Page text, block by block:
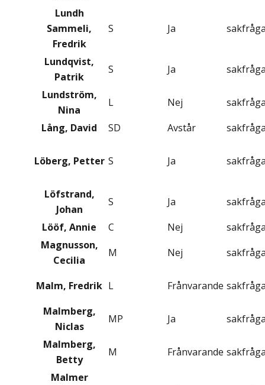
Lundh
Sammeli,
Fredrik
S Ja
Lundqvist,
Patrik
S Ja
Lundström,
Nina
L Nej
Lång, David
SD Avstår
Löberg, Petter S Ja
Löfstrand,
Johan
S Ja
Lööf, Annie
C Nej
Magnusson,
Cecilia
M Nej
Malm, Fredrik L Frånvarande
Malmberg,
Niclas
MP Ja
Malmberg,
Betty
M Frånvarande
Malmer